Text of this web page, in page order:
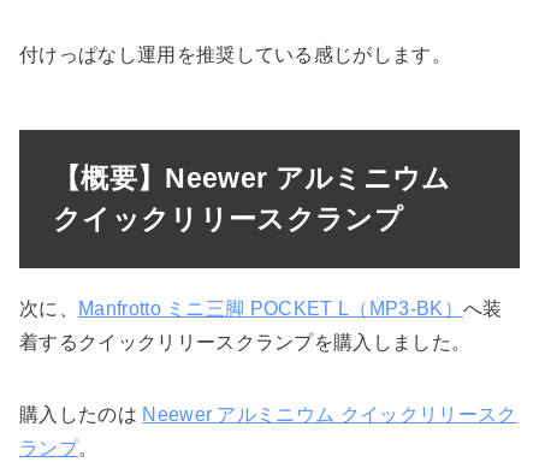
付けっぱなし運用を推奨している感じがします。
【概要】Neewer アルミニウム
クイックリリースクランプ
次に、 Manfrotto ミニ三脚 POCKET L（MP3-BK） へ装
着するクイックリリースクランプを購入しました。
購入したのは Neewer アルミニウム クイックリリースク
ランプ。